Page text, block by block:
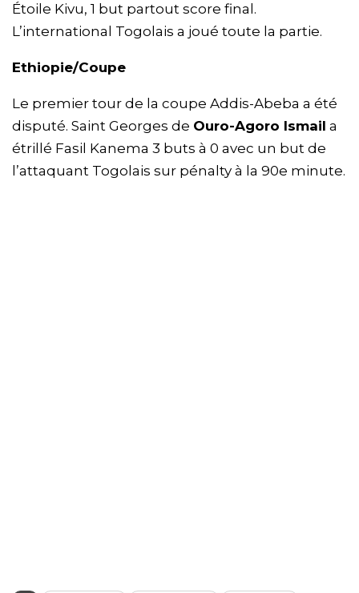
Étoile Kivu, 1 but partout score final.
L’international Togolais a joué toute la partie.
Ethiopie/Coupe
Le premier tour de la coupe Addis-Abeba a été
disputé. Saint Georges de Ouro-Agoro Ismail a
étrillé Fasil Kanema 3 buts à 0 avec un but de
l’attaquant Togolais sur pénalty à la 90e minute.